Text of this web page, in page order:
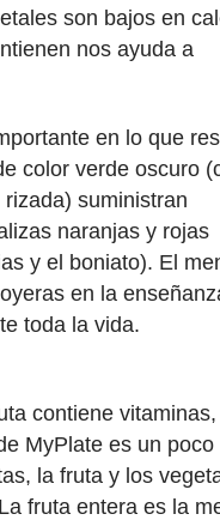
son bajos en
nos ayuda a
en lo que
color verde oscuro
suministran
naranjas y rojas
y el boniato). El
en la
toda la vida.
contiene vitaminas,
MyPlate es un poco
la fruta y los
fruta entera es la